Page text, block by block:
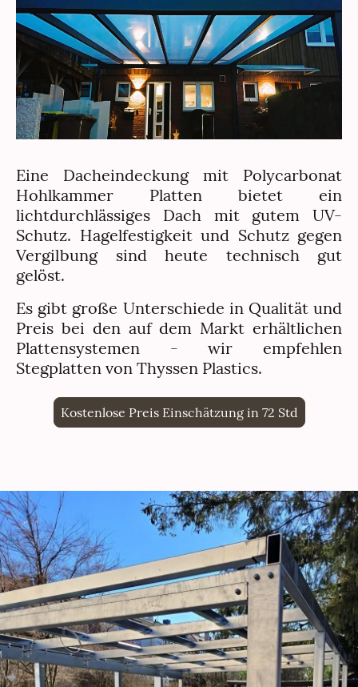
Eine Dacheindeckung mit Polycarbonat
Hohlkammer Platten bietet ein
lichtdurchlässiges Dach mit gutem UV-
Schutz. Hagelfestigkeit und Schutz gegen
Vergilbung sind heute technisch gut
gelöst.
Es gibt große Unterschiede in Qualität und
Preis bei den auf dem Markt erhältlichen
Plattensystemen - wir empfehlen
Stegplatten von Thyssen Plastics.
Kostenlose Preis Einschätzung in 72 Std